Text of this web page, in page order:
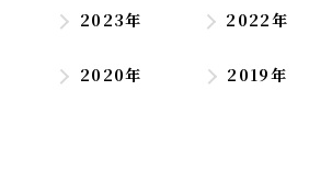
2023年 2022年
2020年 2019年